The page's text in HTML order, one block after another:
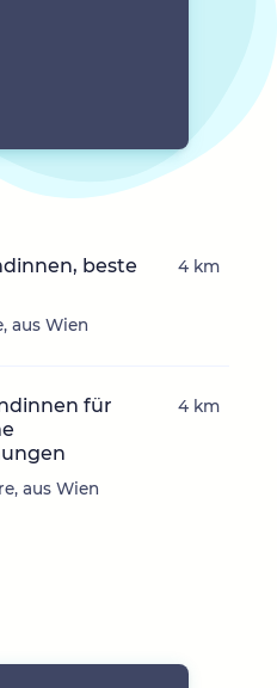
beste
aus Wien
4 km
für
aus Wien
4 km